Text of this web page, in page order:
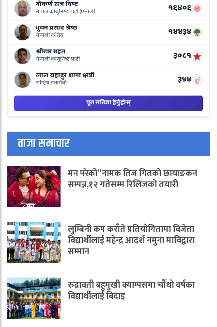
ताजा समाचार
मन परेको”नामक तिज गितको छायाङकन
सम्पन्न,१२ गतेसम्म रिलिजको तयारी
लुम्बिनी कप कराँते प्रतियोगितामा विजेता
विद्यार्थीलाई महेन्द्र आदर्श नमुना माविद्वारा
सम्मान
रुद्रावती बहुमुखी क्याम्पसमा चौँथो वर्षका
विद्यार्थीलाई बिदाइ